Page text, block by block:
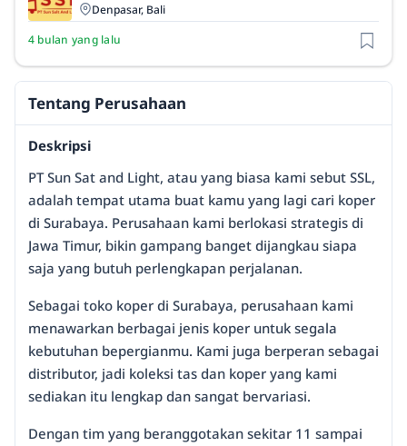
Denpasar, Bali
4 bulan yang lalu
Tentang Perusahaan
Deskripsi
PT Sun Sat and Light, atau yang biasa kami sebut SSL,
adalah tempat utama buat kamu yang lagi cari koper
di Surabaya. Perusahaan kami berlokasi strategis di
Jawa Timur, bikin gampang banget dijangkau siapa
saja yang butuh perlengkapan perjalanan.
Sebagai toko koper di Surabaya, perusahaan kami
menawarkan berbagai jenis koper untuk segala
kebutuhan bepergianmu. Kami juga berperan sebagai
distributor, jadi koleksi tas dan koper yang kami
sediakan itu lengkap dan sangat bervariasi.
Dengan tim yang beranggotakan sekitar 11 sampai